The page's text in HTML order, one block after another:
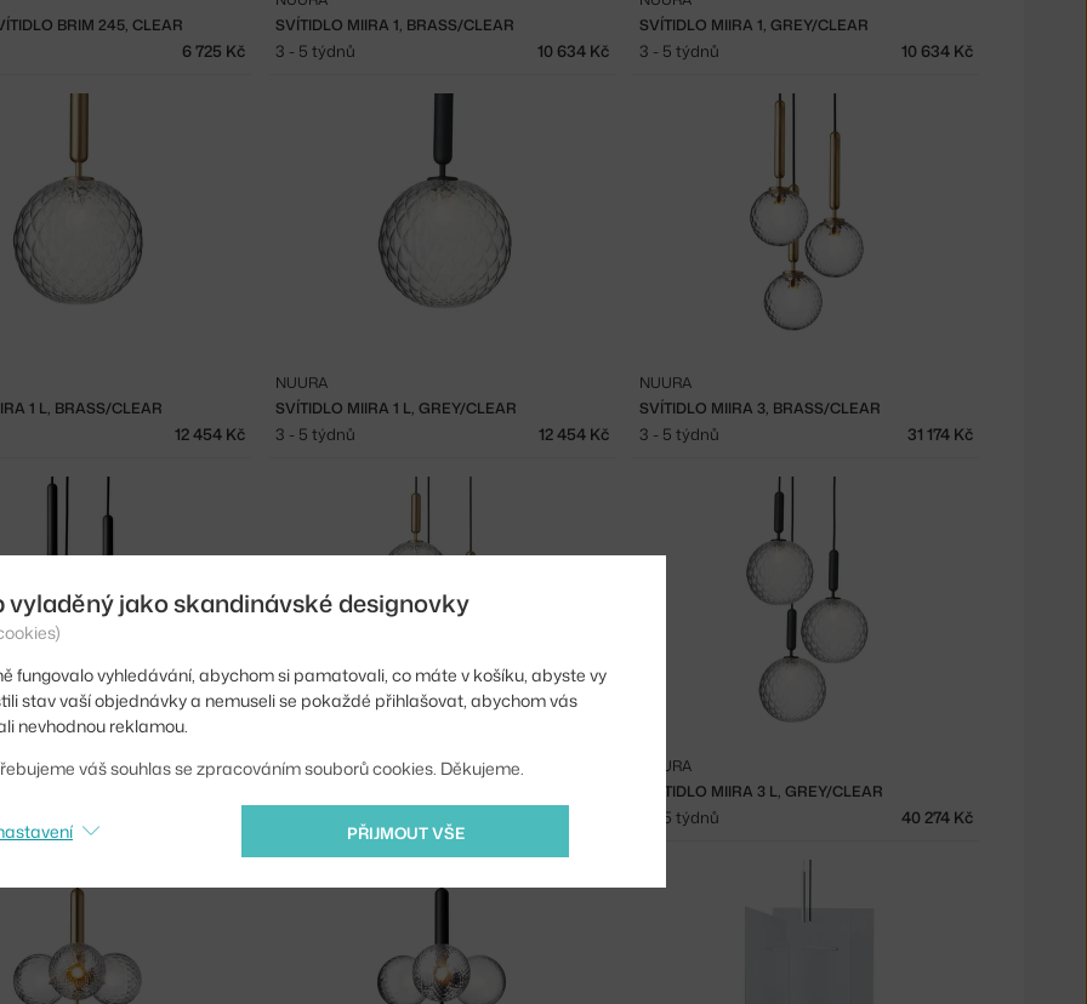
BRIM 245, CLEAR
6 725 Kč
SVÍTIDLO MIIRA 1, BRASS/CLEAR
3 - 5 týdnů 10 634 Kč
SVÍTIDLO MIIRA 1, GREY/CLEAR
3 - 5 týdnů 10 634 Kč
1 L, BRASS/CLEAR
12 454 Kč
SVÍTIDLO MIIRA 1 L, GREY/CLEAR
NUURA
3 - 5 týdnů 12 454 Kč
SVÍTIDLO MIIRA 3, BRASS/CLEAR
NUURA
3 - 5 týdnů 31 174 Kč
NUURA
SVÍTIDLO MIIRA 3 L, GREY/CLEAR
NUURA
3 - 5 týdnů 40 274 Kč
vyladěný jako skandinávské designovky
fungovalo vyhledávání, abychom si pamatovali, co máte v košíku, abyste vy
stav vaší objednávky a nemuseli se pokaždé přihlašovat, abychom vás
nevhodnou reklamou.
váš souhlas se zpracováním souborů cookies. Děkujeme.
PŘIJMOUT VŠE